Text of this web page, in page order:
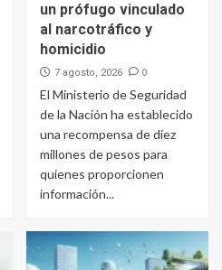
un prófugo vinculado
al narcotráfico y
homicidio
7 agosto, 2026 0
El Ministerio de Seguridad
de la Nación ha establecido
una recompensa de diez
millones de pesos para
quienes proporcionen
información...